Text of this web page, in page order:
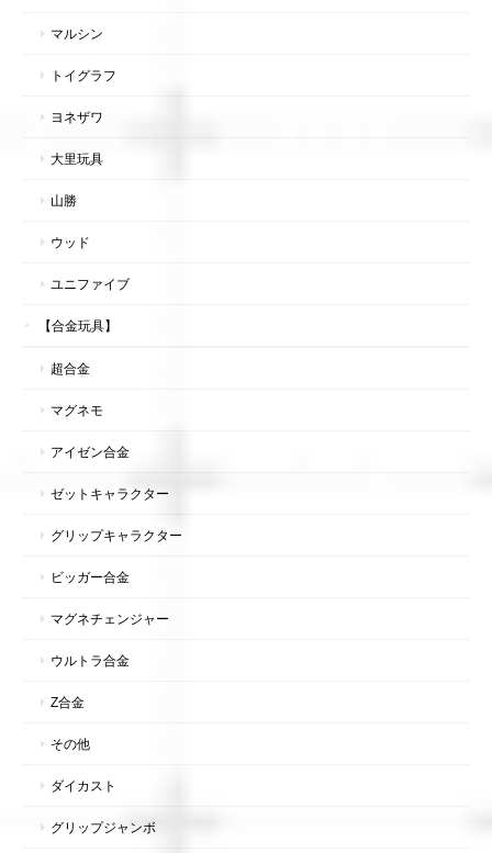
マルシン
トイグラフ
ヨネザワ
大里玩具
山勝
ウッド
ユニファイブ
【合金玩具】
超合金
マグネモ
アイゼン合金
ゼットキャラクター
グリップキャラクター
ビッガー合金
マグネチェンジャー
ウルトラ合金
Z合金
その他
ダイカスト
グリップジャンボ